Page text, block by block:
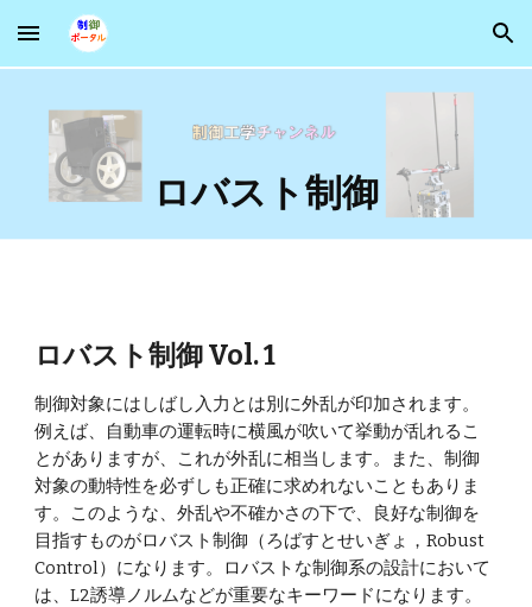
Skip to main content Skip to navigation
ロバスト制御
ロバスト制御 Vol. 1
制御対象にはしばし入力とは別に外乱が印加されます。
例えば、自動車の運転時に横風が吹いて挙動が乱れるこ
とがありますが、これが外乱に相当します。また、制御
対象の動特性を必ずしも正確に求めれないこともありま
す。このような、外乱や不確かさの下で、良好な制御を
目指すものがロバスト制御（ろばすとせいぎょ，Robust
Control）になります。ロバストな制御系の設計において
は、L2誘導ノルムなどが重要なキーワードになります。